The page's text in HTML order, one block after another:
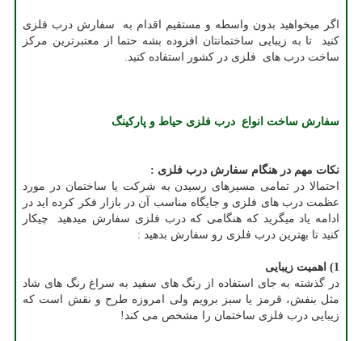
اگر میخواهید بدون واسطه و مستقیم اقدام به سفارش درب فلزی
کنید تا به زیبایی ساختمانتان افزوده بشه حتما از معتبرترین مرکز
ساخت درب های فلزی در کشور استفاده کنید.
سفارش ساخت انواع درب فلزی حیاط و پارکینگ
نکات مهم در هنگام سفارش درب فلزی :
احتمالا در تمامی مسیرهای رسیدن به شرکت یا ساختمان در مورد
عظمت درب های فلزی و جایگاه مناسب آن در بازار فکر کرده اید در
ادامه یاد میگرید که هنگامی که درب فلزی سفارش میدهید چیکار
کنید تا بهترین درب فلزی رو سفارش بدهید :
1) اهمیت زیبایی
در گذشته به جای استفاده از رنگ های سفید به سراغ رنگ های شاد
مثل بنفش، قرمز یا سبز برویم ولی امروزه طرح و نقش است که
زیبایی درب فلزی ساختمان را مشخص می کند!